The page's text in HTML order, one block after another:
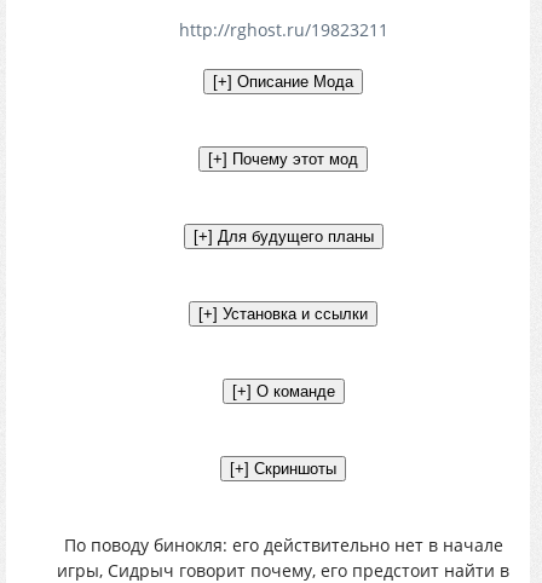
http://rghost.ru/19823211
По поводу бинокля: его действительно нет в начале
игры, Сидрыч говорит почему, его предстоит найти в